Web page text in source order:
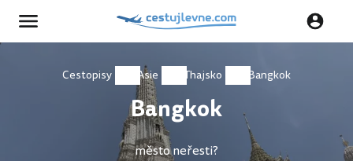
Cestopisy Asie Thajsko Bangkok
Bangkok
město neřesti?